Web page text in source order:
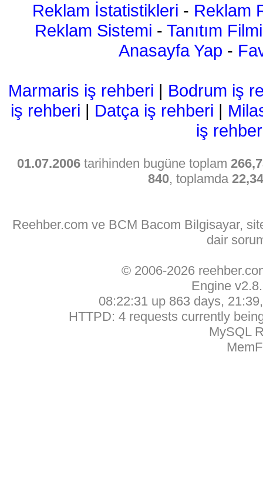
Reklam İstatistikleri - Reklam
Reklam Sistemi - Tanıtım Filmi
Anasayfa Yap -
Marmaris iş rehberi | Bodrum iş
iş rehberi | Datça iş rehberi |
iş
01.07.2006 tarihinden bugüne toplam
840, toplamda
Reehber.com ve BCM Bacom Bilgisayar,
dair
© 2006-2026
Engine
08:22:31 up 863 days,
HTTPD: 4 requests currently
MySQL